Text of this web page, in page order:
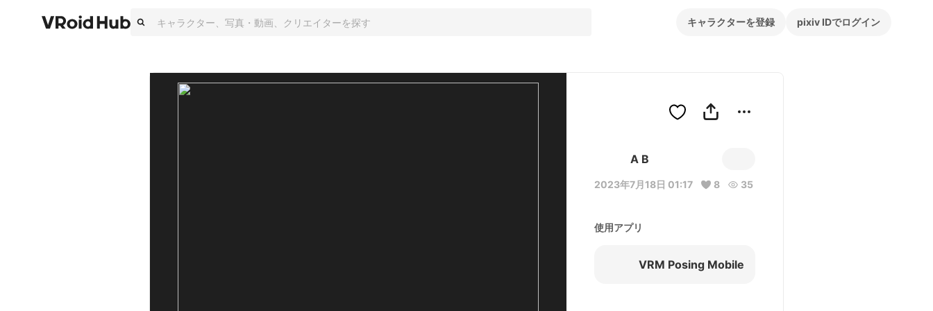
キャラクターを登録 pixiv IDでログイン
A B
2023年7月18日 01:17 8 35
使用アプリ
VRM Posing Mobile